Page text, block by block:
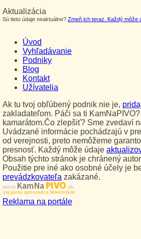
Aktualizácia
Sú tieto údaje neaktuálne? Zmeň ich teraz. Každý môže
Úvod
Vyhľadávanie
Podniky
Blog
Kontakt
Užívatelia
Ak tu tvoj obľúbený podnik nie je,
zakladateľom. Páči sa ti
kamarátom.Čo zlepšiť? Sme zvedaví
Uvádzané informácie pochádzajú v
od verejnosti, preto nemôžeme
presnosť. Každý môže údaje
Obsah týchto stránok je chránený
Použitie pre iné ako osobné účely je
prevádzkovateľa zakázané.
www.Kam NaPIVO.sk
Tvoj pivný sprievodca Slovenskom
Reklama na portále